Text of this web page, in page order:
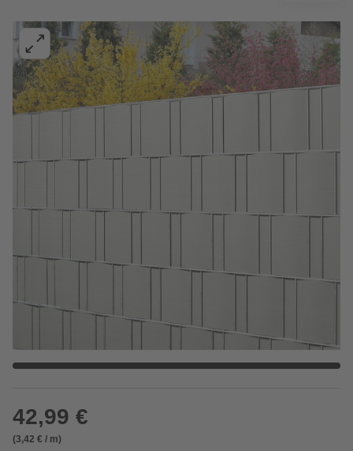
42,99 €
(3,42 € / m)